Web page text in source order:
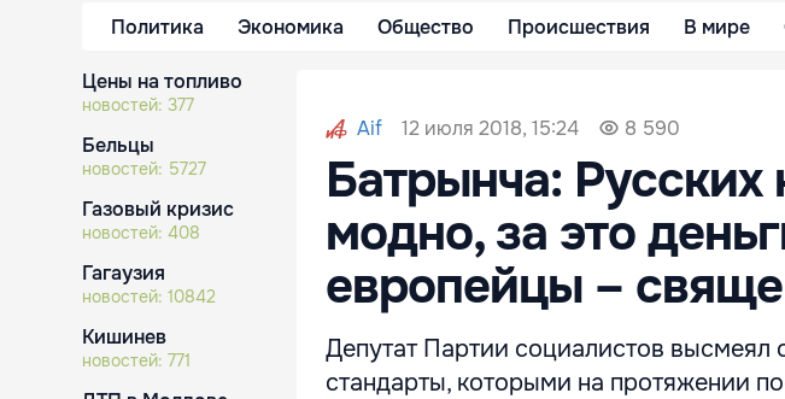
Политика Экономика Общество Происшествия В мире
Цены на топливо
новостей: 377
Бельцы
новостей: 5727
Газовый кризис
новостей: 408
Гагаузия
новостей: 10842
Кишинев
новостей: 771
Aif 12 июля 2018, 15:24 8 590
Батрынча: Русских
модно, за это
европейцы –
Депутат Партии социалистов
стандарты, которыми на протяжении